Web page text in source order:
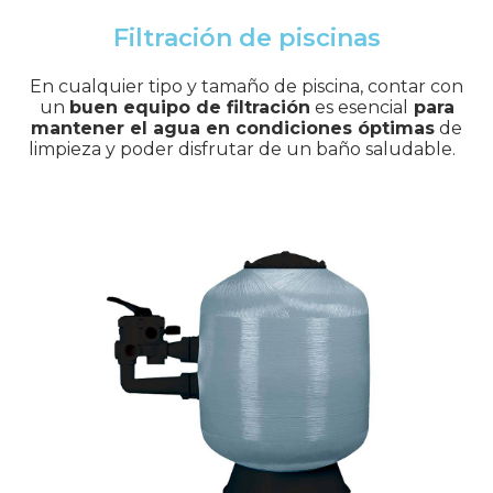
Filtración de piscinas
En cualquier tipo y tamaño de piscina, contar con
un buen equipo de filtración es esencial
para
mantener el agua en condiciones óptimas de
limpieza y poder disfrutar de un baño saludable.